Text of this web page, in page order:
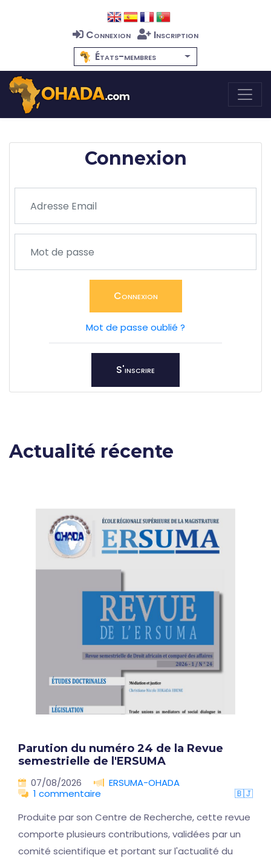
Connexion
Inscription
États-membres
Connexion
Connexion
Mot de passe oublié ?
S'inscrire
Actualité récente
Parution du numéro 24 de la Revue
semestrielle de l'ERSUMA
07/08/2026
ERSUMA-OHADA
1 commentaire
🇧🇯
Produite par son Centre de Recherche, cette revue
comporte plusieurs contributions, validées par un
comité scientifique et portant sur l'actualité du